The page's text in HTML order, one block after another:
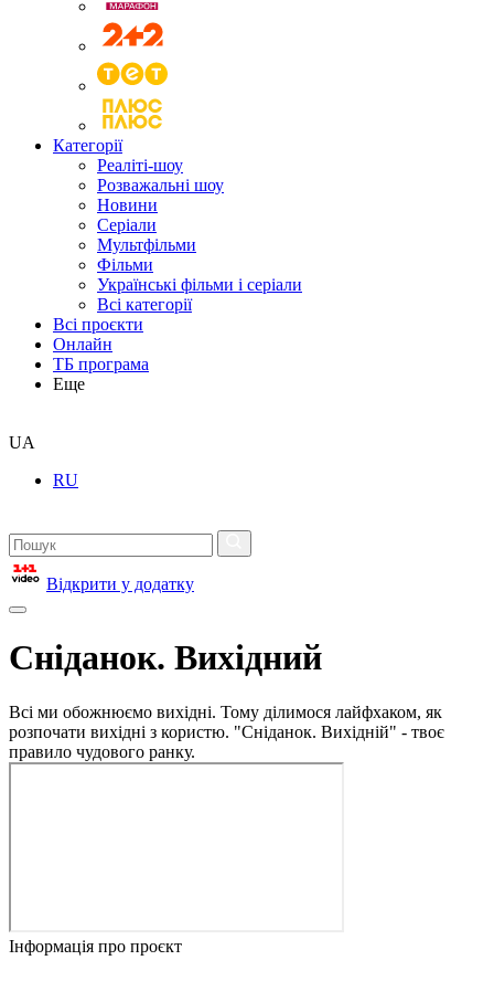
Категорії
Реаліті-шоу
Розважальні шоу
Новини
Серіали
Мультфільми
Фільми
Українські фільми і серіали
Всі категорії
Всі проєкти
Онлайн
ТБ програма
Еще
UA
RU
Відкрити у додатку
Сніданок. Вихідний
Всі ми обожнюємо вихідні. Тому ділимося лайфхаком, як
розпочати вихідні з користю. "Сніданок. Вихідній" - твоє
правило чудового ранку.
Інформація про проєкт